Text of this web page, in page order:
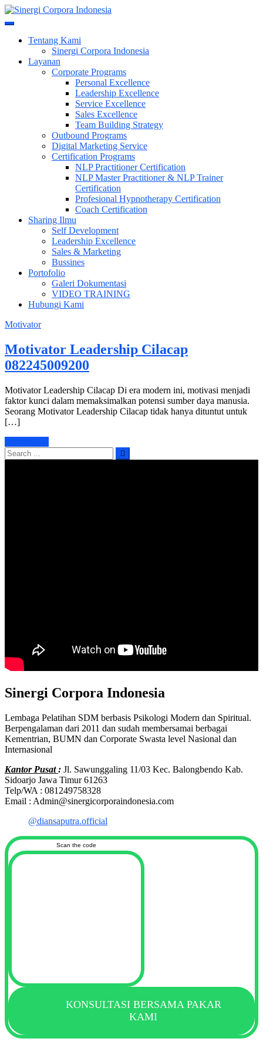
Skip
to
Sinergi Corpora Indonesia
Tentang Kami
Sinergi Corpora Indonesia
Layanan
Corporate Programs
Personal Excellence
Leadership Excellence
Service Excellence
Sales Excellence
Team Building Strategy
Outbound Programs
Digital Marketing Service
Certification Programs
NLP Practitioner Certification
NLP Master Practitioner & NLP Trainer
Certification
Profesional Hypnotherapy Certification
Coach Certification
Sharing Ilmu
Self Development
Leadership Excellence
Sales & Marketing
Bussines
Portofolio
Galeri Dokumentasi
VIDEO TRAINING
Hubungi Kami
Motivator
Motivator Leadership Cilacap
082245009200
Motivator Leadership Cilacap Di era modern ini, motivasi menjadi
faktor kunci dalam memaksimalkan potensi sumber daya manusia.
Seorang Motivator Leadership Cilacap tidak hanya dituntut untuk
[…]
Search
for:
Sinergi Corpora Indonesia
Lembaga Pelatihan SDM berbasis Psikologi Modern dan Spiritual.
Berpengalaman dari 2011 dan sudah membersamai berbagai
Kementrian, BUMN dan Corporate Swasta level Nasional dan
Internasional
Kantor Pusat: Jl. Sawunggaling 11/03 Kec. Balongbendo Kab.
Sidoarjo Jawa Timur 61263
Telp/WA : 081249758328
Email : Admin@sinergicorporaindonesia.com
@diansaputra.official
Scan the code
KONSULTASI BERSAMA PAKAR
KAMI